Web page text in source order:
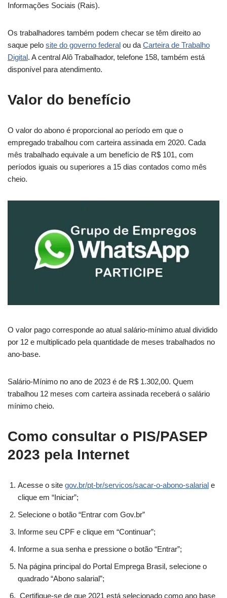
Informações Sociais (Rais).
Os trabalhadores também podem checar se têm direito ao
saque pelo site do governo federal ou da Carteira de Trabalho
Digital. A central Alô Trabalhador, telefone 158, também está
disponível para atendimento.
Valor do benefício
O valor do abono é proporcional ao período em que o
empregado trabalhou com carteira assinada em 2020. Cada
mês trabalhado equivale a um benefício de R$ 101, com
períodos iguais ou superiores a 15 dias contados como mês
cheio.
O valor pago corresponde ao atual salário-mínimo atual dividido
por 12 e multiplicado pela quantidade de meses trabalhados no
ano-base.
Salário-Mínimo no ano de 2023 é de R$ 1.302,00. Quem
trabalhou 12 meses com carteira assinada receberá o salário
mínimo cheio.
Como consultar o PIS/PASEP
2023 pela Internet
Acesse o site gov.br/pt-br/servicos/sacar-o-abono-salarial e
clique em “Iniciar”;
Selecione o botão “Entrar com Gov.br”
Informe seu CPF e clique em “Continuar”;
Informe a sua senha e pressione o botão “Entrar”;
Na página principal do Portal Emprega Brasil, selecione o
quadrado “Abono salarial”;
Certifique-se de que 2021 está selecionado como ano base